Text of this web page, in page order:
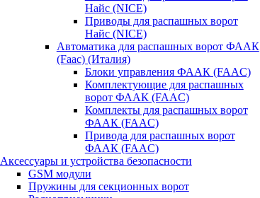
Найс (NICE)
Приводы для распашных ворот
Найс (NICE)
Автоматика для распашных ворот ФААК
(Faac) (Италия)
Блоки управления ФААК (FAAC)
Комплектующие для распашных
ворот ФААК (FAAC)
Комплекты для распашных ворот
ФААК (FAAC)
Привода для распашных ворот
ФААК (FAAC)
Аксессуары и устройства безопасности
GSM модули
Пружины для секционных ворот